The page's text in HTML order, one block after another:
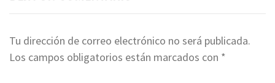
Tu dirección de correo electrónico no será publicada.
Los campos obligatorios están marcados con *